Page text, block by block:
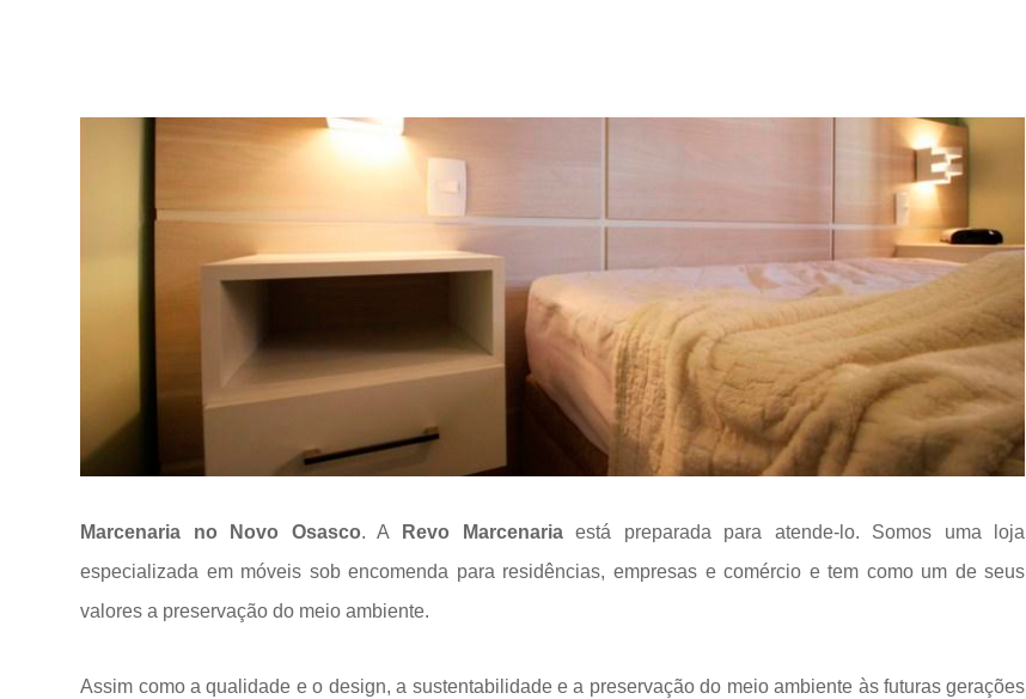
Marcenaria no Novo Osasco. A Revo Marcenariaestá preparada para atende-lo. Somos uma loja
especializada em móveis sob encomenda para residências, empresas e comércio e tem como um de seus
valores a preservação do meio ambiente.
Assim como a qualidade e o design, a sustentabilidade e a preservação do meio ambiente às futuras gerações